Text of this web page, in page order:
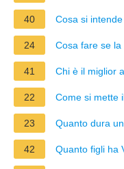
40 Cosa si
24 Cosa fare se
41 Chi è il miglior
22 Come si mette
23 Quanto dura
42 Quanto figli ha